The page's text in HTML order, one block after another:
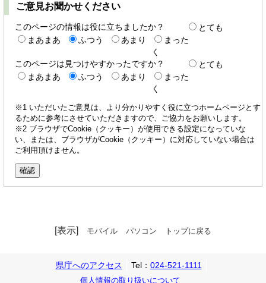
ご意見お聞かせください
このページの情報は役に立ちましたか？
とても
まあまあ
ふつう あまり
まった
く
このページは見つけやすかったですか？
とても
まあまあ
ふつう あまり
まった
く
※1 いただいたご意見は、より分かりやすく役に立つホームページとす
るために参考にさせていただきますので、ご協力をお願いします。
※2 ブラウザでCookie（クッキー）が使用できる設定になっていな
い、または、ブラウザがCookie（クッキー）に対応していない場合は
ご利用頂けません。
[表示] モバイル パソコン トップに戻る
県庁へのアクセス Tel： 024-521-1111
個人情報の取り扱いについて